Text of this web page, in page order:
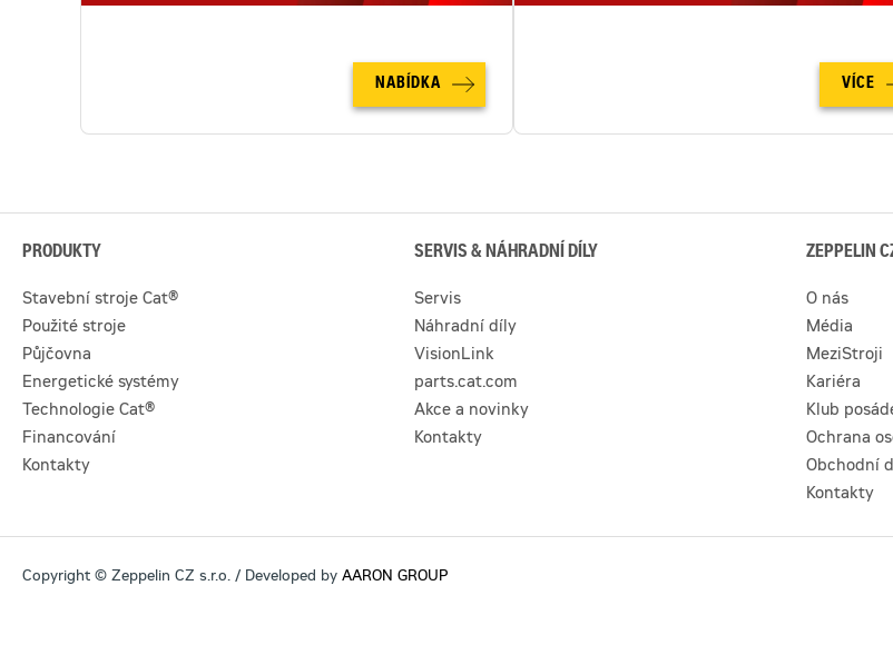
NABÍDKA VÍCE
PRODUKTY
Stavební stroje Cat®
Použité stroje
Půjčovna
Energetické systémy
Technologie Cat®
Financování
Kontakty
SERVIS & NÁHRADNÍ DÍLY
Servis
Náhradní díly
VisionLink
parts.cat.com
Akce a novinky
Kontakty
ZEPPELIN
O nás
Média
MeziStroji
Kariéra
Klub
Ochrana
Obchodní
Kontakty
Copyright © Zeppelin CZ s.r.o. / Developed by AARON GROUP